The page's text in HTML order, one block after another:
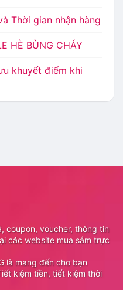
Thời gian nhận hàng
HÈ BÙNG CHÁY
khuyết điểm khi
coupon, voucher, thông tin
các website mua sắm trực
là mang đến cho bạn
kiệm tiền, tiết kiệm thời